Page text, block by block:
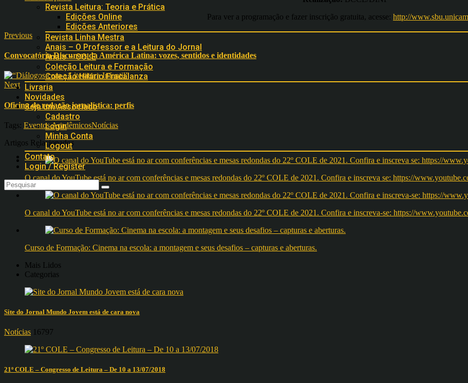
Revista Leitura: Teoria e Prática
Edições Online
Edições Anteriores
Revista Linha Mestra
Anais – O Professor e a Leitura do Jornal
Anais – COLE
Coleção Leitura e Formação
Coleção Hilário Fracalanza
Livraria
Novidades
Seja um Associado
Cadastro
Login
Minha Conta
Logout
Contato
Login / Register
Para ver a programação e fazer inscrição gratuita, acesse: http://
Previous
Convocatória Discursos da América Latina: vozes, sentidos e identidades
Next
Oficina de redação jornalística: perfis
Tags: Eventos AcadêmicosNotícias
Artigos Relacionados
O canal do YouTube está no ar com conferências e mesas redondas do 22º COLE de 2021. Confira e inscreva se: https://
O canal do YouTube está no ar com conferências e mesas redondas do 22º COLE de 2021. Confira e inscreva-se: https://
Curso de Formação: Cinema na escola: a montagem e seus desafios – capturas e aberturas.
Mais Lidos
Categorias
Site do Jornal Mundo Jovem está de cara nova
Notícias 16797
21º COLE – Congresso de Leitura – De 10 a 13/07/2018